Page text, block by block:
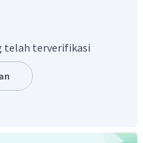
yang memiliki rusuk
panjang
telah terverifikasi